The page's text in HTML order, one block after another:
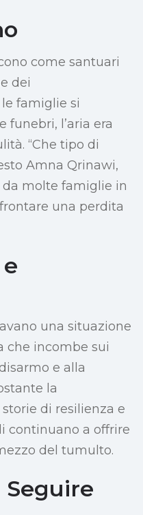
come santuari
dei
famiglie si
funebri, l’aria era
“Che tipo di
Amna Qrinawi,
molte famiglie in
una perdita
una situazione
che incombe sui
e alla
la
di resilienza e
continuano a offrire
del tumulto.
Seguire